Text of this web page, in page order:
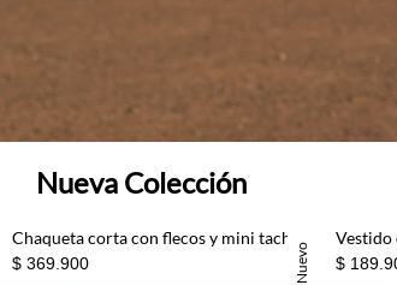
Nueva Colección
Nuevo
Chaqueta corta con flecos y mini tachas en beige para mujer
$ 369.900 $